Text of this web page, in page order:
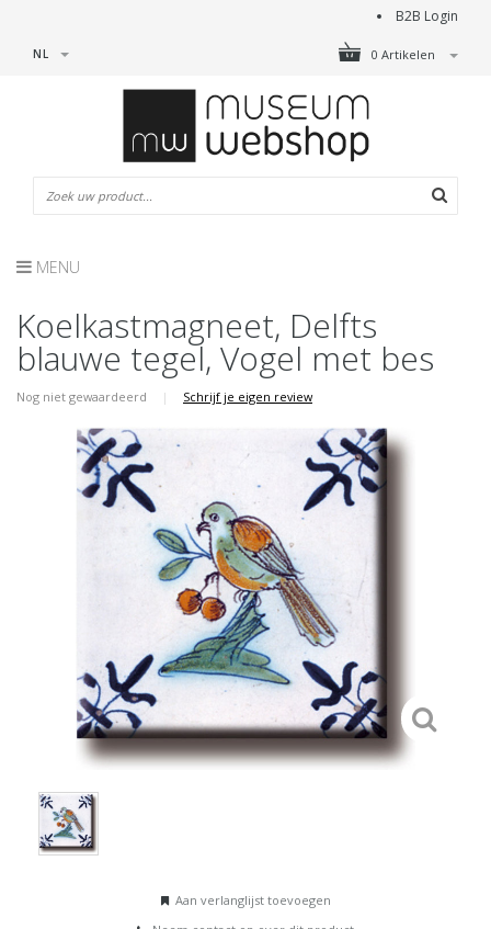
B2B Login
0 Artikelen
NL
MENU
Koelkastmagneet, Delfts
blauwe tegel, Vogel met bes
Nog niet gewaardeerd | Schrijf je eigen review
Aan verlanglijst toevoegen